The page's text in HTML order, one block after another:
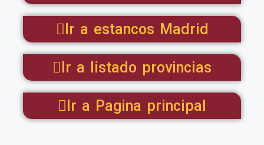
Ir a estancos Madrid
Ir a listado provincias
Ir a Pagina principal